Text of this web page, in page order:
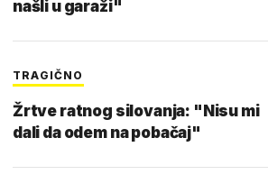
našli u garaži"
TRAGIČNO
Žrtve ratnog silovanja: "Nisu mi
dali da odem na pobačaj"